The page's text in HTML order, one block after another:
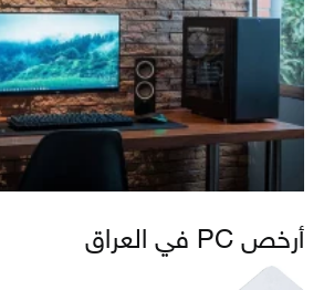
أرخص PC في العراق